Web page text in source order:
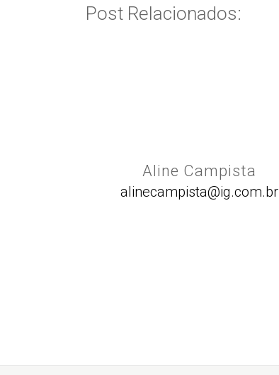
Post Relacionados:
Aline Campista
alinecampista@ig.com.br